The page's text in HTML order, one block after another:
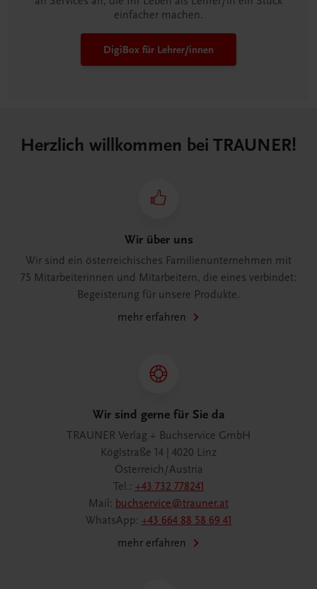
einfacher machen.
DigiBox für Lehrer/innen
Herzlich willkommen bei TRAUNER!
Wir über uns
Wir sind ein österreichisches Familienunternehmen mit
75 Mitarbeiterinnen und Mitarbeitern, die eines verbindet:
Begeisterung für unsere Produkte.
mehr erfahren
Wir sind gerne für Sie da
TRAUNER Verlag + Buchservice GmbH
Köglstraße 14 | 4020 Linz
Österreich/Austria
Tel.: +43 732 778241
Mail: buchservice@trauner.at
WhatsApp: +43 664 88 58 69 41
mehr erfahren